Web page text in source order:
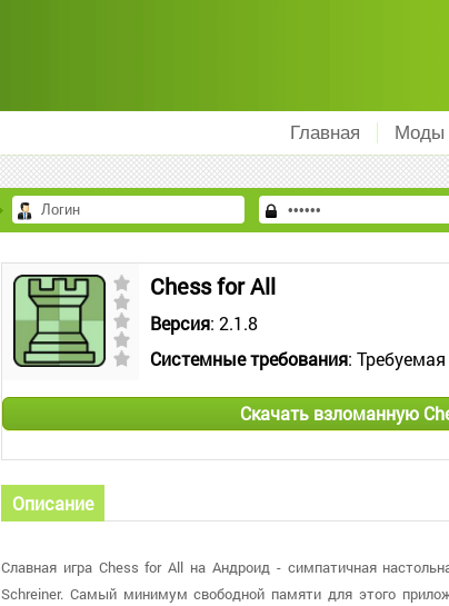
Главная Моды
Chess for All
Версия: 2.1.8
Системные требования:
Скачать взломанную
Описание
Славная игра Chess for All на Андроид - симпатичная
Schreiner. Самый минимум свободной памяти для этого